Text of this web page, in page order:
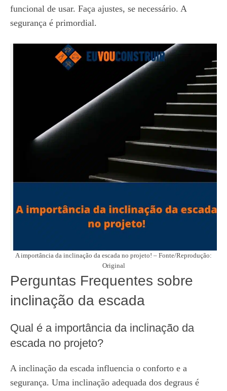
funcional de usar. Faça ajustes, se necessário. A
segurança é primordial.
A importância da inclinação da escada no projeto! – Fonte/Reprodução:
Original
Perguntas Frequentes sobre
inclinação da escada
Qual é a importância da inclinação da
escada no projeto?
A inclinação da escada influencia o conforto e a
segurança. Uma inclinação adequada dos degraus é